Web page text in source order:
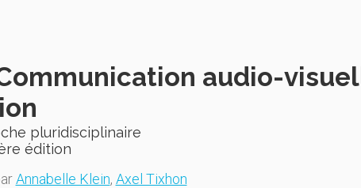
audio-
pluridisciplinaire
édition
Annabelle Klein, Axel Tixhon